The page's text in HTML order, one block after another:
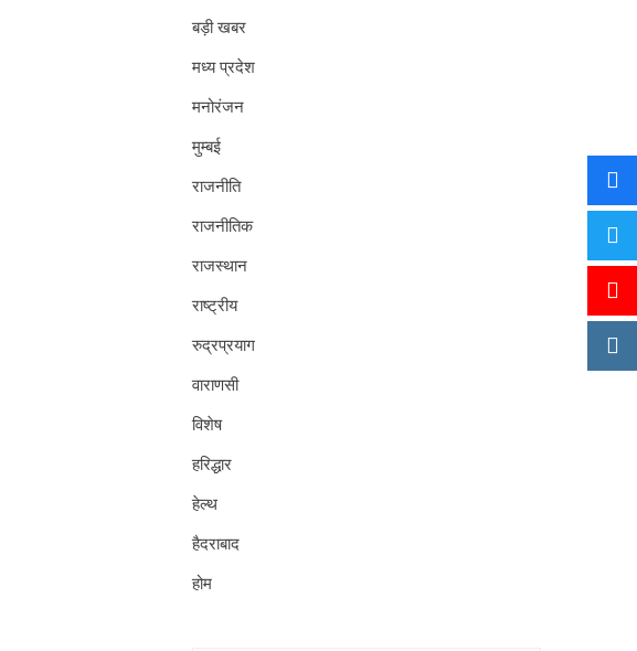
बड़ी खबर
मध्य प्रदेश
मनोरंजन
मुम्बई
राजनीति
राजनीतिक
राजस्थान
राष्ट्रीय
रुद्रप्रयाग
वाराणसी
विशेष
हरिद्धार
हेल्थ
हैदराबाद
होम